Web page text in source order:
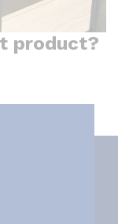
product?